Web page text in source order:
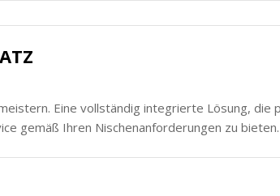
Eine vollständig integrierte Lösung, die
gemäß Ihren Nischenanforderungen zu bieten.